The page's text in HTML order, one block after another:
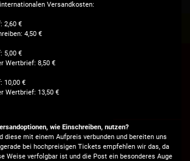
Versandkosten:
2,60 €
4,50 €
5,00 €
Wertbrief: 8,50 €
10,00 €
Wertbrief: 13,50 €
wie Einschreiben, nutzen?
diese mit einem Aufpreis verbunden und bereiten uns
bei hochpreisigen Tickets empfehlen wir das, da
Weise verfolgbar ist und die Post ein besonderes Auge